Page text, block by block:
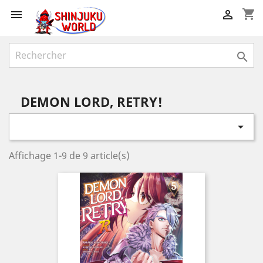
 shopping_cart


DEMON LORD, RETRY!

Affichage 1-9 de 9 article(s)